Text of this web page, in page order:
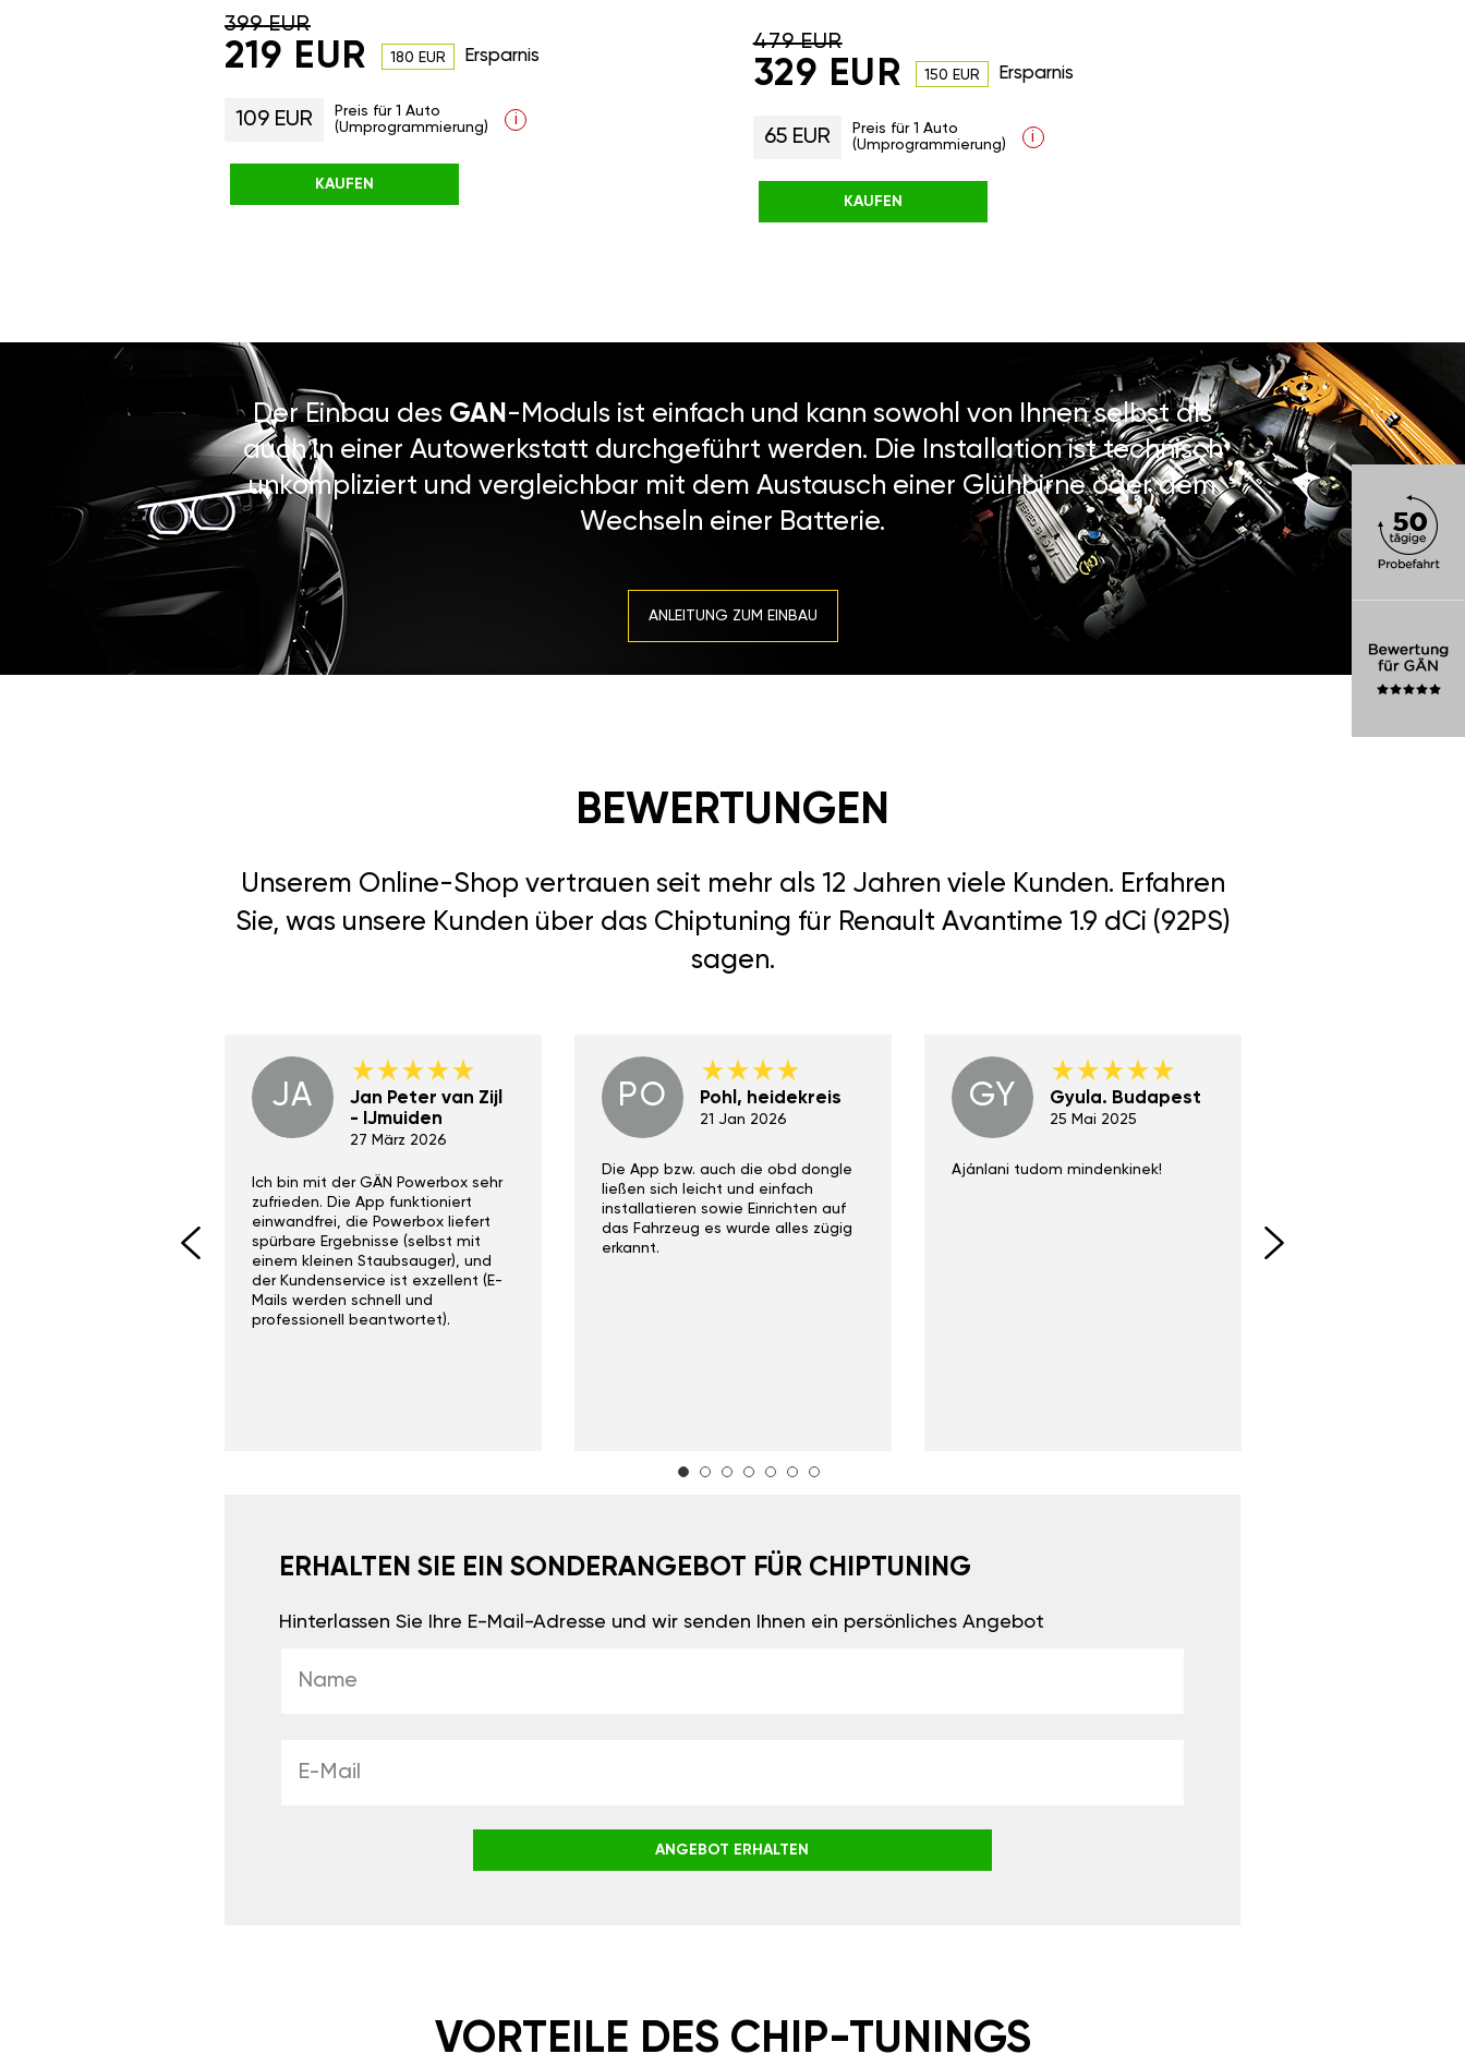
479 EUR
329 EUR 150 EUR Ersparnis
65 EUR
Preis für 1 Auto
(Umprogrammierung)
i
KAUFEN
399 EUR
219 EUR 180 EUR Ersparnis
109 EUR
Preis für 1 Auto
(Umprogrammierung)
i
KAUFEN
Der Einbau des GAN -Moduls ist einfach und kann sowohl von Ihnen selbst als
auch in einer Autowerkstatt durchgeführt werden. Die Installation ist technisch
unkompliziert und vergleichbar mit dem Austausch einer Glühbirne oder dem
Wechseln einer Batterie.
ANLEITUNG ZUM EINBAU
BEWERTUNGEN
Unserem Online-Shop vertrauen seit mehr als 12 Jahren viele Kunden. Erfahren
Sie, was unsere Kunden über das Chiptuning für Renault Avantime 1.9 dCi (92PS)
sagen.
JA
Jan Peter van Zijl
- IJmuiden
27 März 2026
Ich bin mit der GÄN Powerbox sehr
zufrieden. Die App funktioniert
einwandfrei, die Powerbox liefert
spürbare Ergebnisse (selbst mit
einem kleinen Staubsauger), und
der Kundenservice ist exzellent (E-
Mails werden schnell und
professionell beantwortet).
PO Pohl, heidekreis
21 Jan 2026
Die App bzw. auch die obd dongle
ließen sich leicht und einfach
installatieren sowie Einrichten auf
das Fahrzeug es wurde alles zügig
erkannt.
GY Gyula. Budapest
25 Mai 2025
Ajánlani tudom mindenkinek!
ERHALTEN SIE EIN SONDERANGEBOT FÜR CHIPTUNING
Hinterlassen Sie Ihre E-Mail-Adresse und wir senden Ihnen ein persönliches Angebot
ANGEBOT ERHALTEN
VORTEILE DES CHIP-TUNINGS